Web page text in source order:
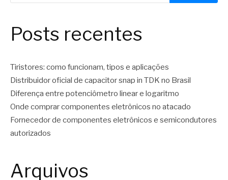
Posts recentes
Tiristores: como funcionam, tipos e aplicações
Distribuidor oficial de capacitor snap in TDK no Brasil
Diferença entre potenciômetro linear e logaritmo
Onde comprar componentes eletrônicos no atacado
Fornecedor de componentes eletrônicos e semicondutores
autorizados
Arquivos